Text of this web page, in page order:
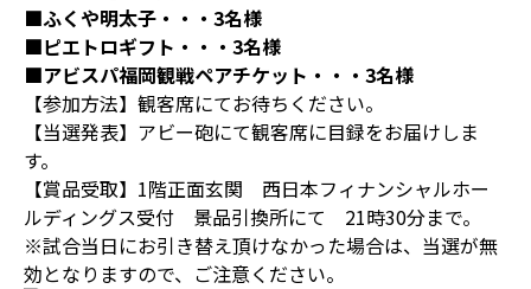
■ふくや明太子・・・3名様
■ピエトロギフト・・・3名様
■アビスパ福岡観戦ペアチケット・・・3名様
【参加方法】観客席にてお待ちください。
【当選発表】アビー砲にて観客席に目録をお届けしま
す。
【賞品受取】1階正面玄関 西日本フィナンシャルホー
ルディングス受付 景品引換所にて 21時30分まで。
※試合当日にお引き替え頂けなかった場合は、当選が無
効となりますので、ご注意ください。